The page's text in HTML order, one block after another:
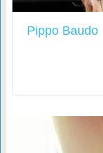
Pippo Baudo